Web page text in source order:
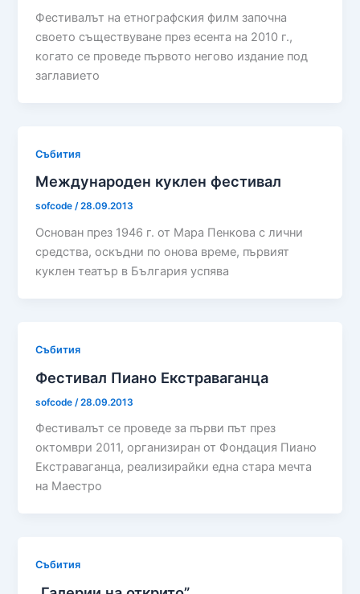
Фестивалът на етнографския филм започна
своето съществуване през есента на 2010 г.,
когато се проведе първото негово издание под
заглавието
Събития
Международен куклен фестивал
sofcode/28.09.2013
Основан през 1946 г. от Мара Пенкова с лични
средства, оскъдни по онова време, първият
куклен театър в България успява
Събития
Фестивал Пиано Екстраваганца
sofcode /28.09.2013
Фестивалът се проведе за първи път през
октомври 2011, организиран от Фондация Пиано
Екстраваганца, реализирайки една стара мечта
на Маестро
Събития